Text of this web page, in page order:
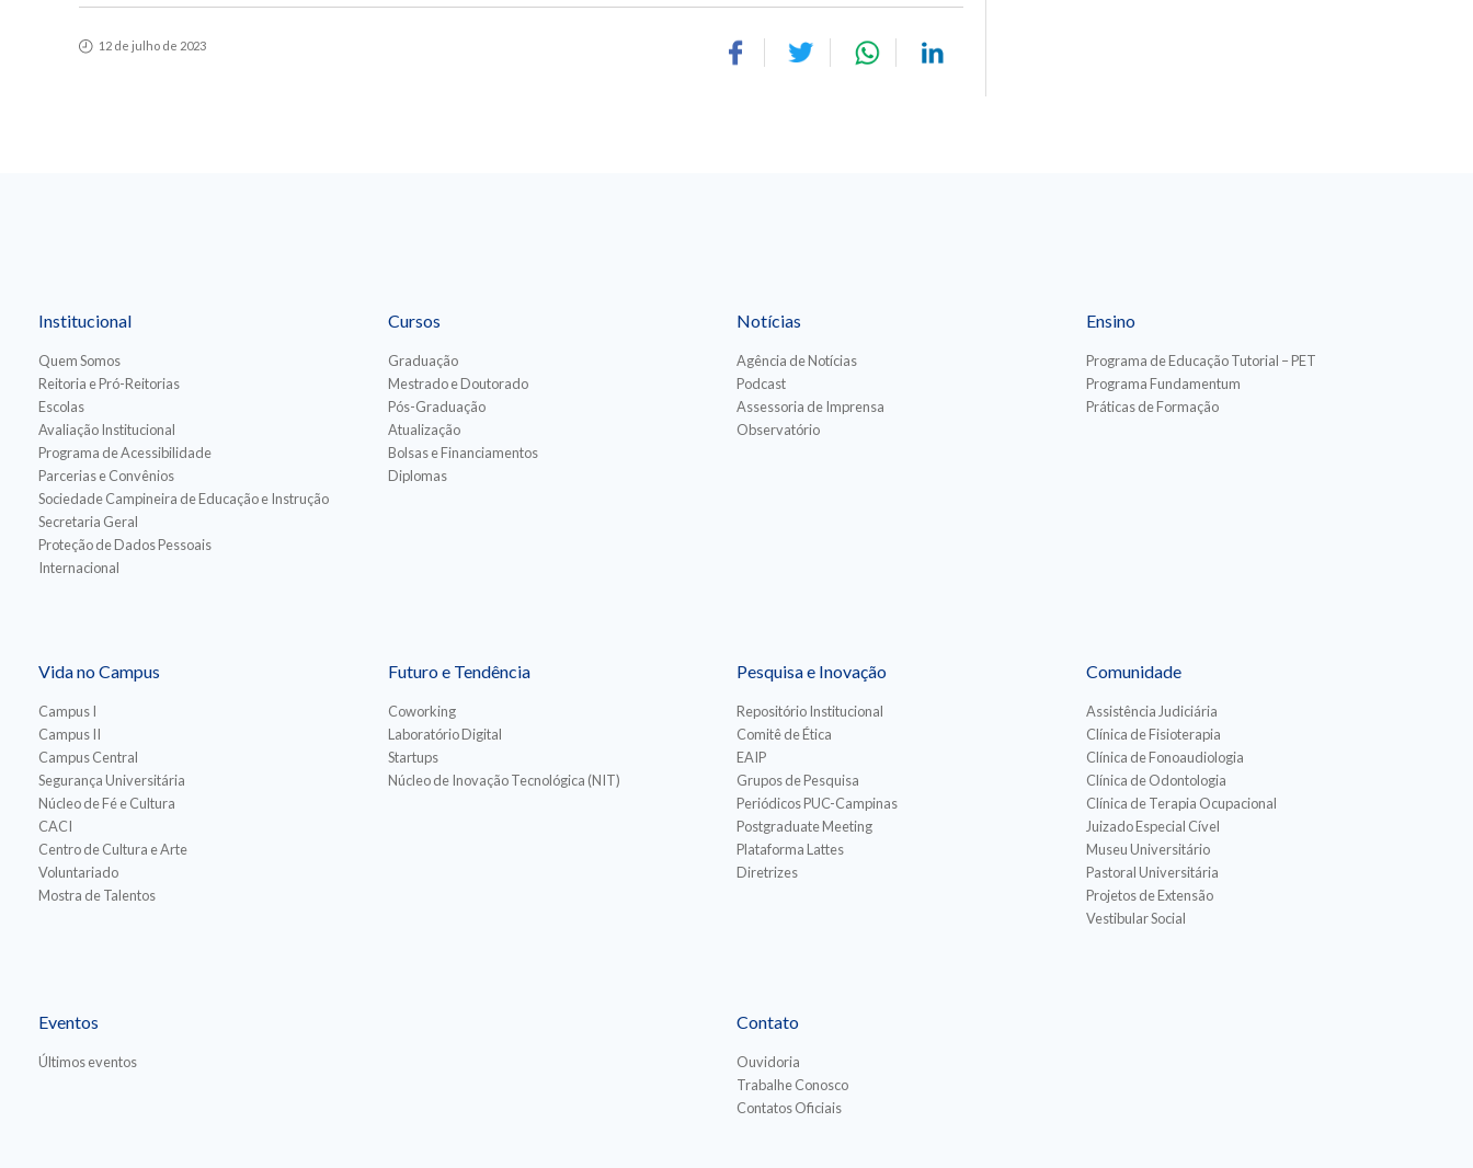
12 de julho de 2023
Institucional
Quem Somos
Reitoria e Pró-Reitorias
Escolas
Avaliação Institucional
Programa de Acessibilidade
Parcerias e Convênios
Sociedade Campineira de Educação e Instrução
Secretaria Geral
Proteção de Dados Pessoais
Internacional
Cursos
Graduação
Mestrado e Doutorado
Pós-Graduação
Atualização
Bolsas e Financiamentos
Diplomas
Notícias
Agência de Notícias
Podcast
Assessoria de Imprensa
Observatório
Ensino
Programa de Educação Tutorial – PET
Programa Fundamentum
Práticas de Formação
Vida no Campus
Campus I
Campus II
Campus Central
Segurança Universitária
Núcleo de Fé e Cultura
CACI
Centro de Cultura e Arte
Voluntariado
Mostra de Talentos
Futuro e Tendência
Coworking
Laboratório Digital
Startups
Núcleo de Inovação Tecnológica (NIT)
Pesquisa e Inovação
Repositório Institucional
Comitê de Ética
EAIP
Grupos de Pesquisa
Periódicos PUC-Campinas
Postgraduate Meeting
Plataforma Lattes
Diretrizes
Comunidade
Assistência Judiciária
Clínica de Fisioterapia
Clínica de Fonoaudiologia
Clínica de Odontologia
Clínica de Terapia Ocupacional
Juizado Especial Cível
Museu Universitário
Pastoral Universitária
Projetos de Extensão
Vestibular Social
Eventos
Últimos eventos
Contato
Ouvidoria
Trabalhe Conosco
Contatos Oficiais